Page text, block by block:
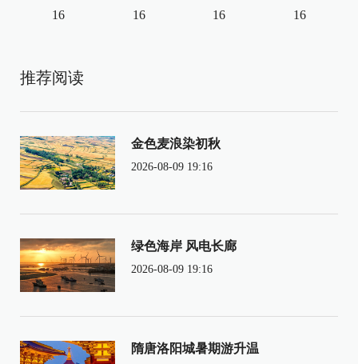
16 16 16 16
推荐阅读
金色麦浪染初秋
2026-08-09 19:16
绿色海岸 风电长廊
2026-08-09 19:16
隋唐洛阳城暑期游升温